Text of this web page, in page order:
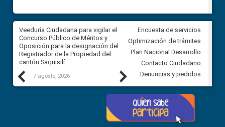
Previous
Veeduría Ciudadana para vigilar el
Concurso Público de Méritos y
Oposición para la designación del
Registrador de la Propiedad del
cantón Saquisilí
7 agosto, 2026
Veeduría Ciudadana para
construcción del asfaltado de
Ballenita del cantón Santa
7 agosto, 2026
Next
Encuesta de servicios
Optimización de trámites
Plan Nacional Desarrollo
Contacto Ciudadano
Denuncias y pedidos